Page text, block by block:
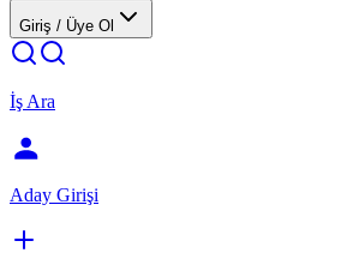
Giriş / Üye Ol
İş Ara
Aday Girişi